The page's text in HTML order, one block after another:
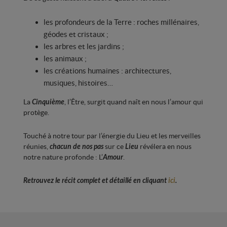
les profondeurs de la Terre : roches millénaires,
géodes et cristaux ;
les arbres et les jardins ;
les animaux ;
les créations humaines : architectures,
musiques, histoires…
LaCinquième, l’Être, surgit quand naît en nous l’amour qui
protège.
Touché à notre tour par l’énergie du Lieu et les merveilles
réunies, chacun de nos passur ceLieu révélera en nous
notre nature profonde : L’Amour.
Retrouvez le récit complet et détaillé en cliquantici.